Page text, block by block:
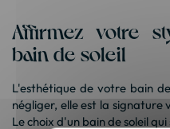
Affirmez votre
bain de soleil
L'esthétique de votre bain
négliger, elle est la signature
Le choix d'un bain de soleil